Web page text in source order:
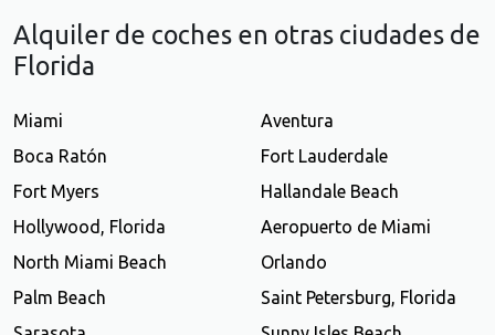
Alquiler de coches en otras ciudades de
Florida
Miami
Aventura
Boca Ratón
Fort Lauderdale
Fort Myers
Hallandale Beach
Hollywood, Florida
Aeropuerto de Miami
North Miami Beach
Orlando
Palm Beach
Saint Petersburg, Florida